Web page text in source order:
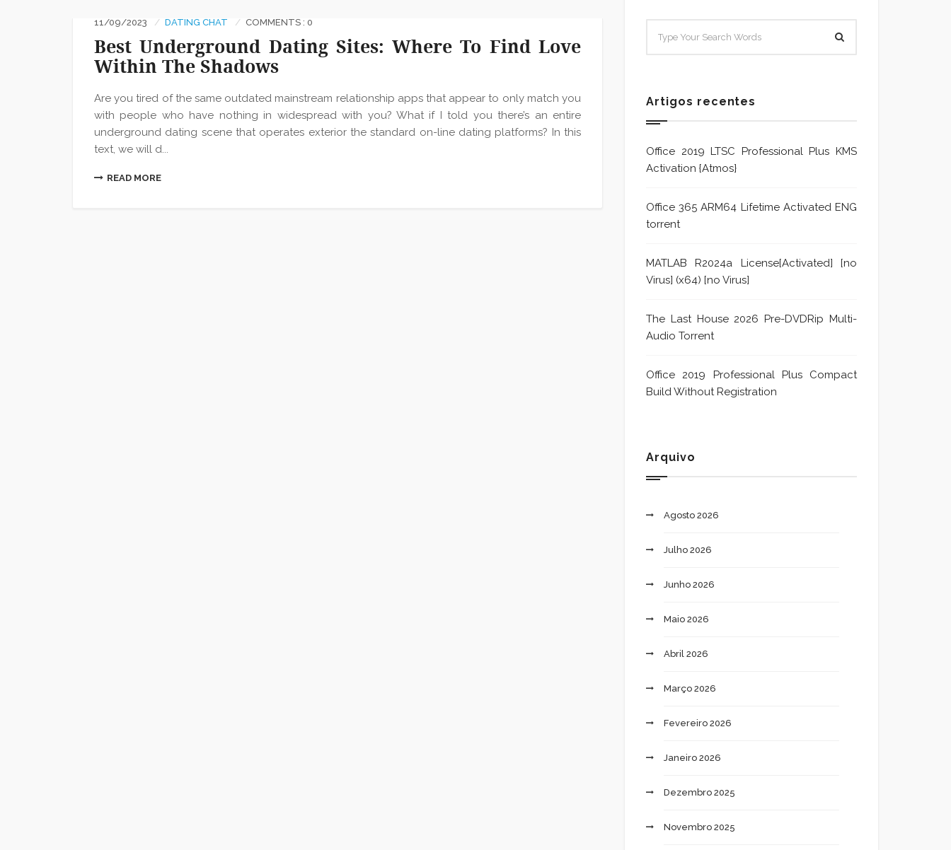
11/09/2023 DATING CHAT COMMENTS : 0
Best Underground Dating Sites: Where To Find Love
Within The Shadows
Are you tired of the same outdated mainstream relationship apps that appear to only match you
with people who have nothing in widespread with you? What if I told you there’s an entire
underground dating scene that operates exterior the standard on-line dating platforms? In this
text, we will d...
READ MORE
Artigos recentes
Office 2019 LTSC Professional Plus KMS
Activation {Atmos}
Office 365 ARM64 Lifetime Activated ENG
torrent
MATLAB R2024a License[Activated] [no
Virus] (x64) [no Virus]
The Last House 2026 Pre-DVDRip Multi-
Audio Torrent
Office 2019 Professional Plus Compact
Build Without Registration
Arquivo
Agosto 2026
Julho 2026
Junho 2026
Maio 2026
Abril 2026
Março 2026
Fevereiro 2026
Janeiro 2026
Dezembro 2025
Novembro 2025